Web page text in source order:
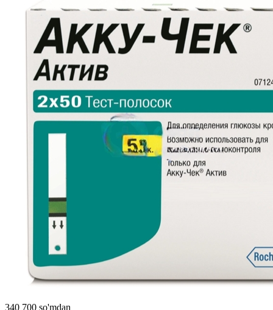
340 700 so'mdan